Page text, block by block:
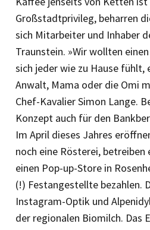
Großstadtprivileg, be­harren
sich Mit­arbeiter und Inhaber
Traunstein. »Wir wollten
sich jeder wie zu Hause fühlt,
Anwalt, Mama oder die Omi
Chef-Kavalier Simon Lange.
Konzept auch für den
Im April dieses Jahres
noch eine Rösterei, betreiben
einen Pop-up-Store in
(!) Festangestellte bezahlen.
Instagram-Optik und
der regionalen Biomilch. Das